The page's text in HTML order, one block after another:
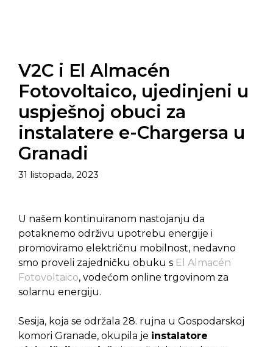
V2C i El Almacén
Fotovoltaico, ujedinjeni u
uspješnoj obuci za
instalatere e-Chargersa u
Granadi
31 listopada, 2023
U našem kontinuiranom nastojanju da
potaknemo održivu upotrebu energije i
promoviramo električnu mobilnost, nedavno
smo proveli zajedničku obuku s El Almacén
Fotovoltaico, vodećom online trgovinom za
solarnu energiju.
Sesija, koja se održala 28. rujna u Gospodarskoj
komori Granade, okupila je instalatore